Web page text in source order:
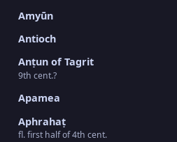
Amyūn
Antioch
Anṭun of Tagrit
9th cent.?
Apamea
Aphrahaṭ
fl. first half of 4th cent.